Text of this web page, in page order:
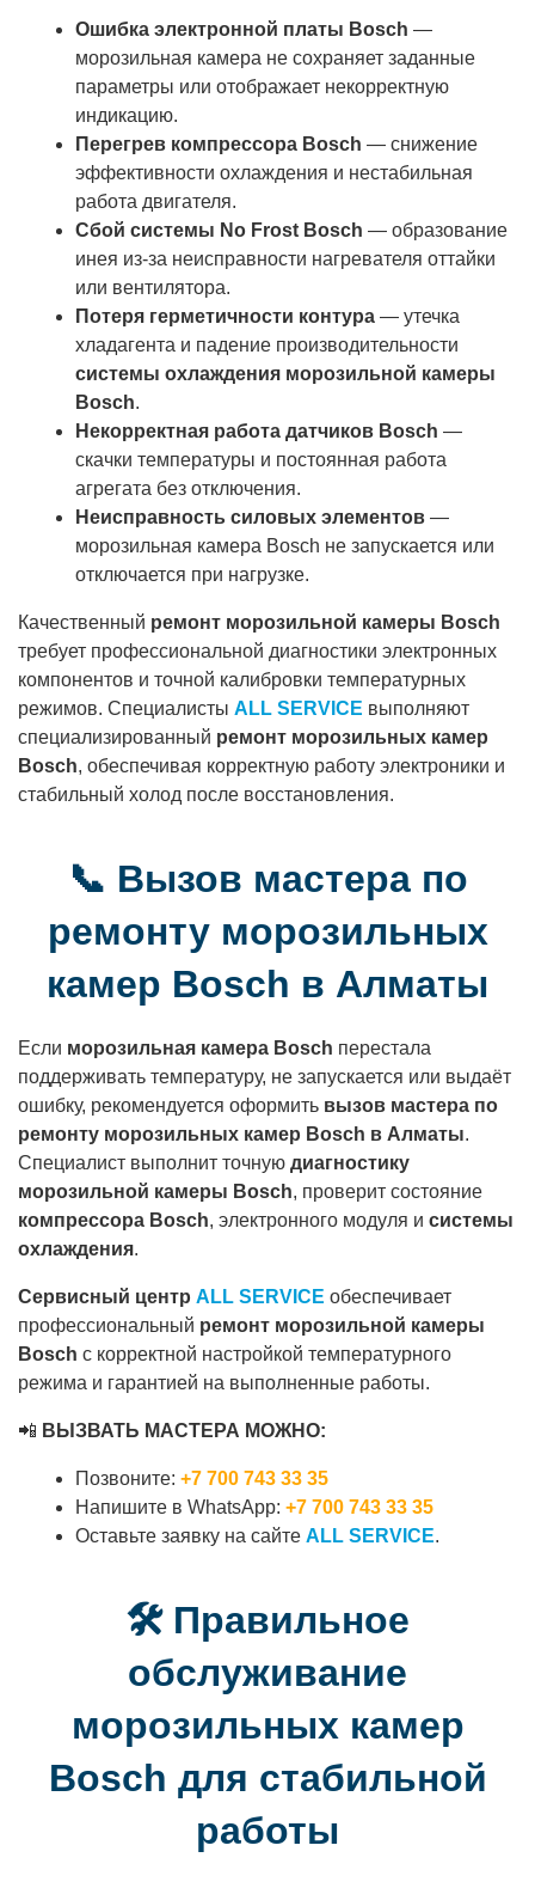
Ошибка электронной платы Bosch —
морозильная камера не сохраняет заданные
параметры или отображает некорректную
индикацию.
Перегрев компрессора Bosch — снижение
эффективности охлаждения и нестабильная
работа двигателя.
Сбой системы No Frost Bosch — образование
инея из-за неисправности нагревателя оттайки
или вентилятора.
Потеря герметичности контура — утечка
хладагента и падение производительности
системы охлаждения морозильной камеры
Bosch.
Некорректная работа датчиков Bosch —
скачки температуры и постоянная работа
агрегата без отключения.
Неисправность силовых элементов —
морозильная камера Bosch не запускается или
отключается при нагрузке.
Качественный ремонт морозильной камеры Bosch
требует профессиональной диагностики электронных
компонентов и точной калибровки температурных
режимов. Специалисты ALL SERVICE выполняют
специализированный ремонт морозильных камер
Bosch, обеспечивая корректную работу электроники и
стабильный холод после восстановления.
📞 Вызов мастера по
ремонту морозильных
камер Bosch в Алматы
Если морозильная камера Bosch перестала
поддерживать температуру, не запускается или выдаёт
ошибку, рекомендуется оформить вызов мастера по
ремонту морозильных камер Bosch в Алматы.
Специалист выполнит точную диагностику
морозильной камеры Bosch, проверит состояние
компрессора Bosch, электронного модуля и системы
охлаждения.
Сервисный центр ALL SERVICE обеспечивает
профессиональный ремонт морозильной камеры
Bosch с корректной настройкой температурного
режима и гарантией на выполненные работы.
📲 ВЫЗВАТЬ МАСТЕРА МОЖНО:
Позвоните: +7 700 743 33 35
Напишите в WhatsApp: +7 700 743 33 35
Оставьте заявку на сайте ALL SERVICE.
🛠 Правильное
обслуживание
морозильных камер
Bosch для стабильной
работы